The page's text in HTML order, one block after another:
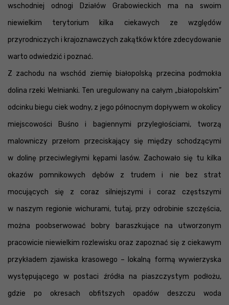
wschodniej odnogi Działów Grabowieckich ma na swoim
niewielkim terytorium kilka ciekawych ze względów
przyrodniczych i krajoznawczych zakątków które zdecydowanie
warto odwiedzić i poznać.
Z zachodu na wschód ziemię białopolską przecina podmokła
dolina rzeki Wełnianki. Ten uregulowany na całym „białopolskim”
odcinku biegu ciek wodny, z jego północnym dopływem w okolicy
miejscowości Buśno i bagiennymi przyległościami, tworzą
malowniczy przełom przeciskający się między schodzącymi
w dolinę przeciwległymi kępami lasów. Zachowało się tu kilka
okazów pomnikowych dębów z trudem i nie bez strat
mocujących się z coraz silniejszymi i coraz częstszymi
w naszym regionie wichurami, tutaj, przy odrobinie szczęścia,
można poobserwować bobry baraszkujące na utworzonym
pracowicie niewielkim rozlewisku oraz zapoznać się z ciekawym
przykładem zjawiska krasowego – lokalną formą wywierzyska
występującego w postaci źródła na piaszczystym podłożu,
gdzie po okresach obfitszych opadów deszczu woda